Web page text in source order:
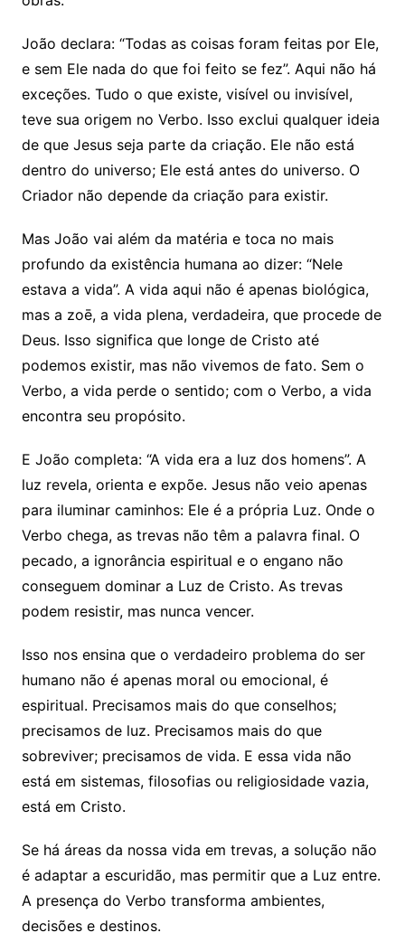
João declara: “Todas as coisas foram feitas por Ele,
e sem Ele nada do que foi feito se fez”. Aqui não há
exceções. Tudo o que existe, visível ou invisível,
teve sua origem no Verbo. Isso exclui qualquer ideia
de que Jesus seja parte da criação. Ele não está
dentro do universo; Ele está antes do universo. O
Criador não depende da criação para existir.
Mas João vai além da matéria e toca no mais
profundo da existência humana ao dizer: “Nele
estava a vida”. A vida aqui não é apenas biológica,
mas a zoē, a vida plena, verdadeira, que procede de
Deus. Isso significa que longe de Cristo até
podemos existir, mas não vivemos de fato. Sem o
Verbo, a vida perde o sentido; com o Verbo, a vida
encontra seu propósito.
E João completa: “A vida era a luz dos homens”. A
luz revela, orienta e expõe. Jesus não veio apenas
para iluminar caminhos: Ele é a própria Luz. Onde o
Verbo chega, as trevas não têm a palavra final. O
pecado, a ignorância espiritual e o engano não
conseguem dominar a Luz de Cristo. As trevas
podem resistir, mas nunca vencer.
Isso nos ensina que o verdadeiro problema do ser
humano não é apenas moral ou emocional, é
espiritual. Precisamos mais do que conselhos;
precisamos de luz. Precisamos mais do que
sobreviver; precisamos de vida. E essa vida não
está em sistemas, filosofias ou religiosidade vazia,
está em Cristo.
Se há áreas da nossa vida em trevas, a solução não
é adaptar a escuridão, mas permitir que a Luz entre.
A presença do Verbo transforma ambientes,
decisões e destinos.